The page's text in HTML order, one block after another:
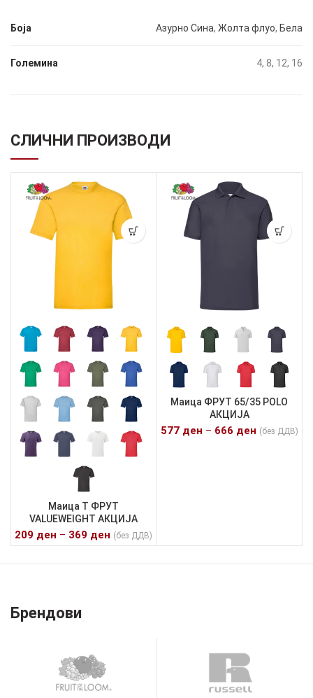
Боја Азурно Сина, Жолта флуо, Бела
Големина 4, 8, 12, 16
СЛИЧНИ ПРОИЗВОДИ
Маица Т ФРУТ
VALUEWEIGHT АКЦИЈА
209 ден – 369 ден (без ДДВ)
Маица ФРУТ 65/35 POLO
АКЦИЈА
577 ден – 666 ден (без ДДВ)
Брендови